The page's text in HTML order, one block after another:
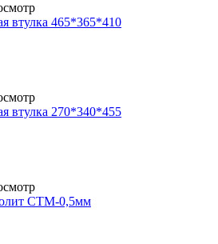
втулка 465*365*410
втулка 270*340*455
СТМ-0,5мм